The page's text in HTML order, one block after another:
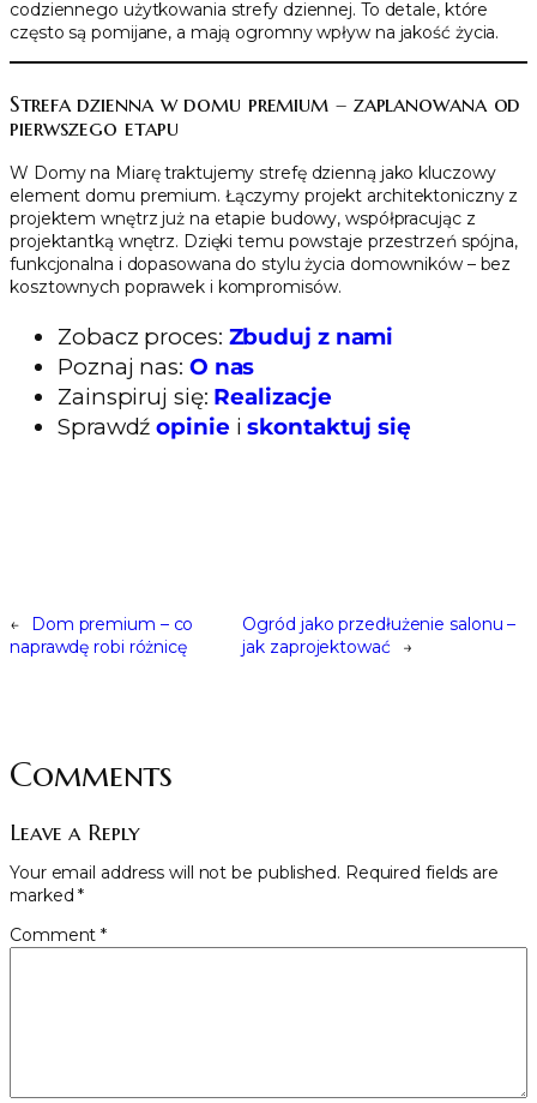
codziennego użytkowania strefy dziennej. To detale, które
często są pomijane, a mają ogromny wpływ na jakość życia.
Strefa dzienna w domu premium – zaplanowana od
pierwszego etapu
W Domy na Miarę traktujemy strefę dzienną jako kluczowy
element domu premium. Łączymy projekt architektoniczny z
projektem wnętrz już na etapie budowy, współpracując z
projektantką wnętrz. Dzięki temu powstaje przestrzeń spójna,
funkcjonalna i dopasowana do stylu życia domowników – bez
kosztownych poprawek i kompromisów.
Zobacz proces: Zbuduj z nami
Poznaj nas: O nas
Zainspiruj się: Realizacje
Sprawdźopinie iskontaktuj się
←
Dom premium – co
naprawdę robi różnicę
Ogród jako przedłużenie salonu –
jak zaprojektować
→
Comments
Leave a Reply
Your email address will not be published. Required fields are
marked*
Comment*